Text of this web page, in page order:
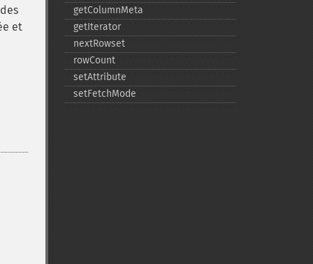
et
getColumnMeta
getIterator
nextRowset
rowCount
setAttribute
setFetchMode